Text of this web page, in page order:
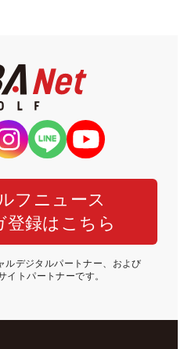
フニュース
登録はこちら
ルデジタルパートナー、および
イトパートナーです。